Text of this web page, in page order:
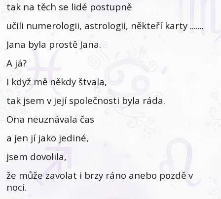
tak na těch se lidé postupně
učili numerologii, astrologii, někteří karty .......
Jana byla prostě Jana.
A já?
I když mě někdy štvala,
tak jsem v její společnosti byla ráda.
Ona neuznávala čas
a jen jí jako jediné,
jsem dovolila,
že může zavolat i brzy ráno anebo pozdě v
noci.